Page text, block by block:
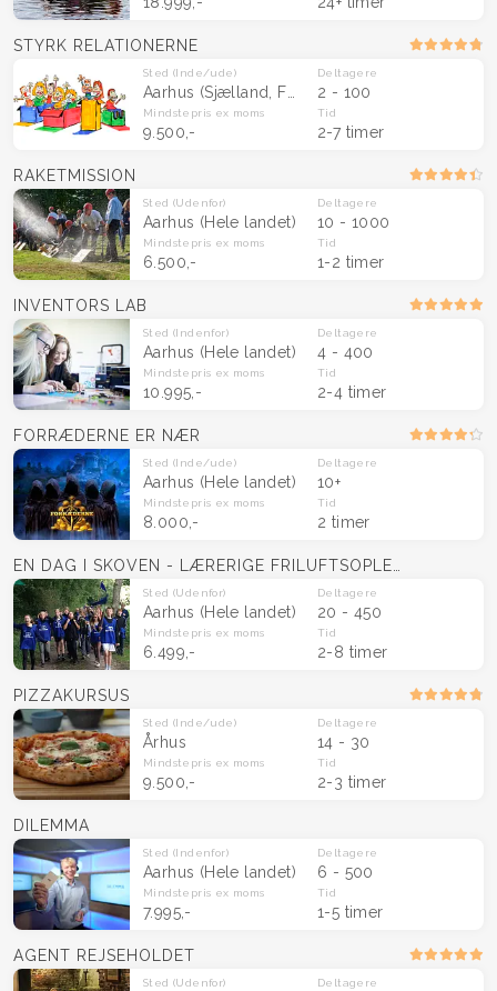
STYRK RELATIONERNE
Sted (Inde/ude)
Aarhus (Sjælland, Fyn & Midtjylland)
Deltagere
2 - 100
Mindstepris ex moms
9.500,-
Tid
2-7 timer
RAKETMISSION
Sted (Udenfor)
Aarhus (Hele landet)
Deltagere
10 - 1000
Mindstepris ex moms
6.500,-
Tid
1-2 timer
INVENTORS LAB
Sted (Indenfor)
Aarhus (Hele landet)
Deltagere
4 - 400
Mindstepris ex moms
10.995,-
Tid
2-4 timer
FORRÆDERNE ER NÆR
Sted (Inde/ude)
Aarhus (Hele landet)
Deltagere
10+
Mindstepris ex moms
8.000,-
Tid
2 timer
Sted (Udenfor)
Aarhus (Hele landet)
Deltagere
20 - 450
Mindstepris ex moms
6.499,-
Tid
2-8 timer
PIZZAKURSUS
Sted (Inde/ude)
Århus
Deltagere
14 - 30
Mindstepris ex moms
9.500,-
Tid
2-3 timer
DILEMMA
Sted (Indenfor)
Aarhus (Hele landet)
Deltagere
6 - 500
Mindstepris ex moms
7.995,-
Tid
1-5 timer
AGENT REJSEHOLDET
Sted (Udenfor) Deltagere